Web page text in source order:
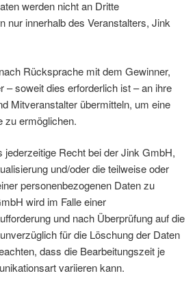
werden nicht an Dritte
nur innerhalb des Veranstalters, Jink
Rücksprache mit dem Gewinner,
– soweit dies erforderlich ist – an ihre
Mitveranstalter übermitteln, um eine
zu ermöglichen.
jederzeitige Recht bei der Jink GmbH,
und/oder die teilweise oder
personenbezogenen Daten zu
wird im Falle einer
und nach Überprüfung auf die
für die Löschung der Daten
dass die Bearbeitungszeit je
variieren kann.